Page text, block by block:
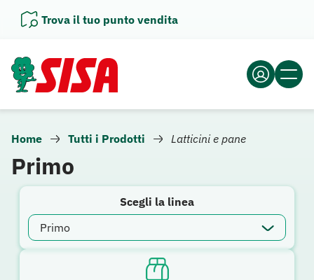
Trova il tuo punto vendita
Home Tutti i Prodotti Latticini e pane
Primo
Scegli la linea